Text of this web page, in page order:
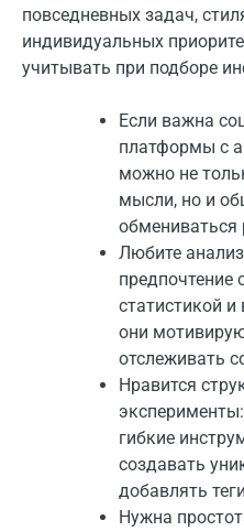
повседневных задач,
индивидуальных
учитывать при подборе
Если важна
платформы с
можно не
мысли, но и
Любите
предпочтение
статистикой и
они
отслеживать
Нравится
гибкие
создавать
добавлять
Нужна